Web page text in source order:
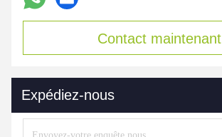
Contact maintenant
Expédiez-nous